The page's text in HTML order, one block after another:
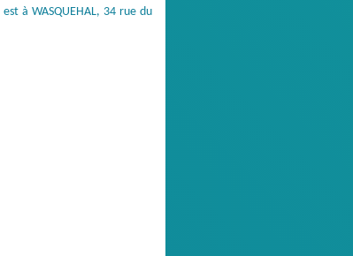
à WASQUEHAL, 34 rue du